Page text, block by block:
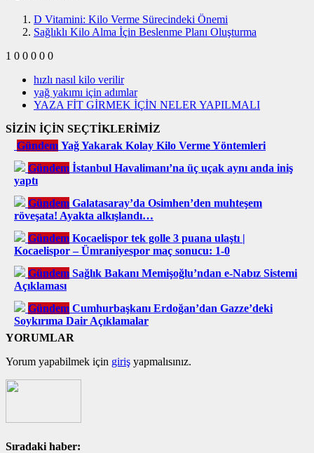
D Vitamini: Kilo Verme Sürecindeki Önemi
Sağlıklı Kilo Alma İçin Beslenme Planı Oluşturma
1 0 0 0 0 0
hızlı nasıl kilo verilir
yağ yakımı için adımlar
YAZA FİT GİRMEK İÇİN NELER YAPILMALI
SİZİN İÇİN SEÇTİKLERİMİZ
Gündem Yağ Yakarak Kolay Kilo Verme Yöntemleri
Gündem İstanbul Havalimanı’na üç uçak aynı anda iniş
yaptı
Gündem Galatasaray’da Osimhen’den muhteşem
röveşata! Ayakta alkışlandı…
Gündem Kocaelispor tek golle 3 puana ulaştı |
Kocaelispor – Ümraniyespor maç sonucu: 1-0
Gündem Sağlık Bakanı Memişoğlu’ndan e-Nabız Sistemi
Açıklaması
Gündem Cumhurbaşkanı Erdoğan’dan Gazze’deki
Soykırıma Dair Açıklamalar
YORUMLAR
Yorum yapabilmek için giriş yapmalısınız.
Sıradaki haber: